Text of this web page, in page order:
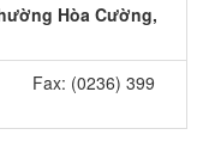
Hòa Cường,
Fax: (0236) 399